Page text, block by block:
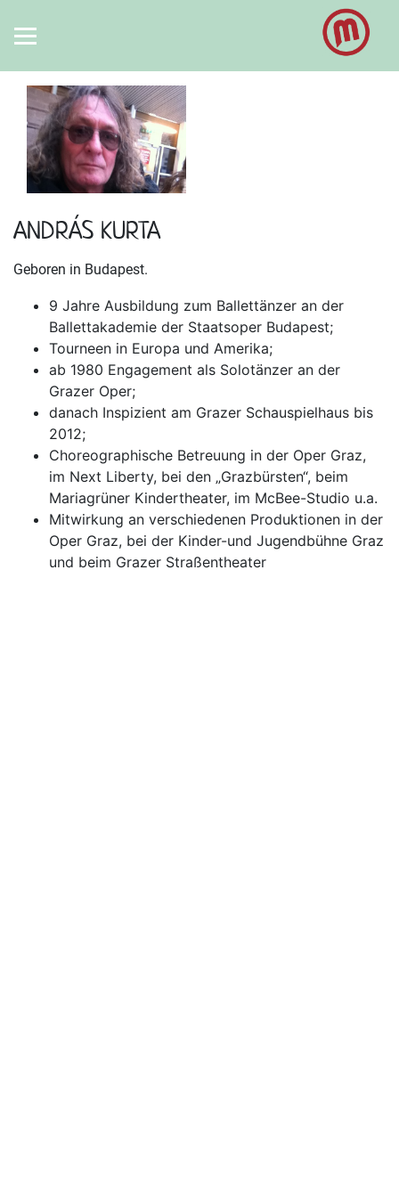
ANDRÁS KURTA
Geboren in Budapest.
9 Jahre Ausbildung zum Ballettänzer an der
Ballettakademie der Staatsoper Budapest;
Tourneen in Europa und Amerika;
ab 1980 Engagement als Solotänzer an der
Grazer Oper;
danach Inspizient am Grazer Schauspielhaus bis
2012;
Choreographische Betreuung in der Oper Graz,
im Next Liberty, bei den „Grazbürsten“, beim
Mariagrüner Kindertheater, im McBee-Studio u.a.
Mitwirkung an verschiedenen Produktionen in der
Oper Graz, bei der Kinder-und Jugendbühne Graz
und beim Grazer Straßentheater